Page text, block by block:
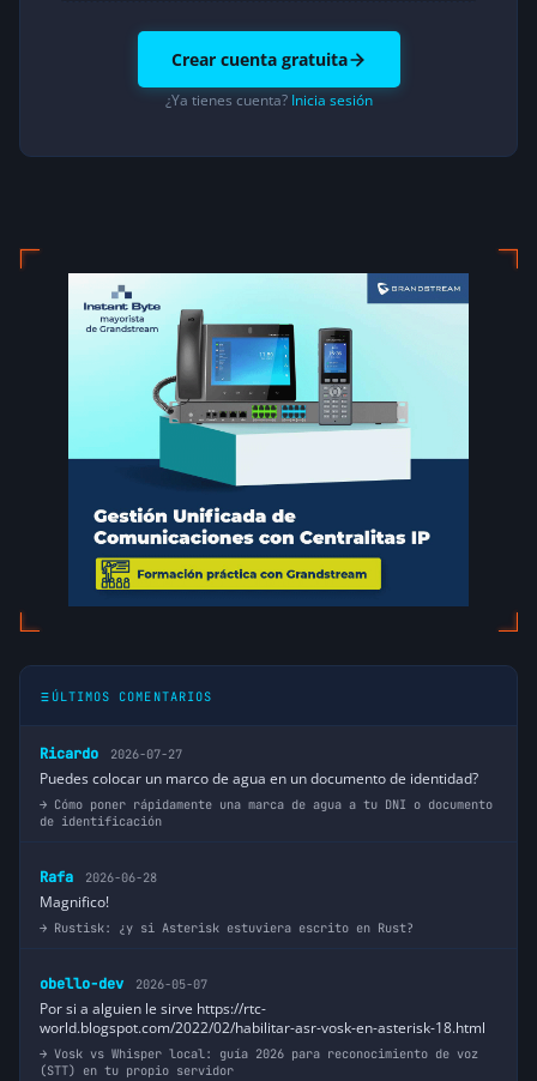
Crear cuenta gratuita
¿Ya tienes cuenta? Inicia sesión
ÚLTIMOS COMENTARIOS
Ricardo 2026-07-27
Puedes colocar un marco de agua en un documento de identidad?
Cómo poner rápidamente una marca de agua a tu DNI o documento
de identificación
Rafa 2026-06-28
Magnifico!
Rustisk: ¿y si Asterisk estuviera escrito en Rust?
obello-dev 2026-05-07
Por si a alguien le sirve https://rtc-
world.blogspot.com/2022/02/habilitar-asr-vosk-en-asterisk-18.html
Vosk vs Whisper local: guía 2026 para reconocimiento de voz
(STT) en tu propio servidor